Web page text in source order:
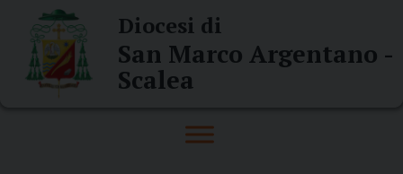
content
Diocesi di
San Marco Argentano -
Scalea